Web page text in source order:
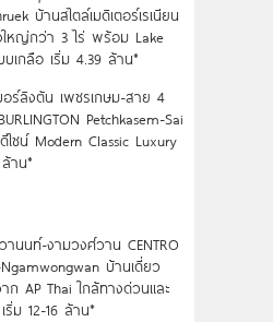
บ้านสไตล์เมดิเตอร์เรเนียน
หญ่กว่า 3 ไร่ พร้อม Lake
บบเกลือ เริ่ม 4.39 ล้าน*
อร์ลิงตัน เพชรเกษม-สาย 4
Petchkasem-Sai
ซน์ Modern Classic Luxury
าน*
านนท์-งามวงศ์วาน CENTRO
บ้านเดี่ยว
าก AP Thai ใกล้ทางด่วนและ
ม 12-16 ล้าน*